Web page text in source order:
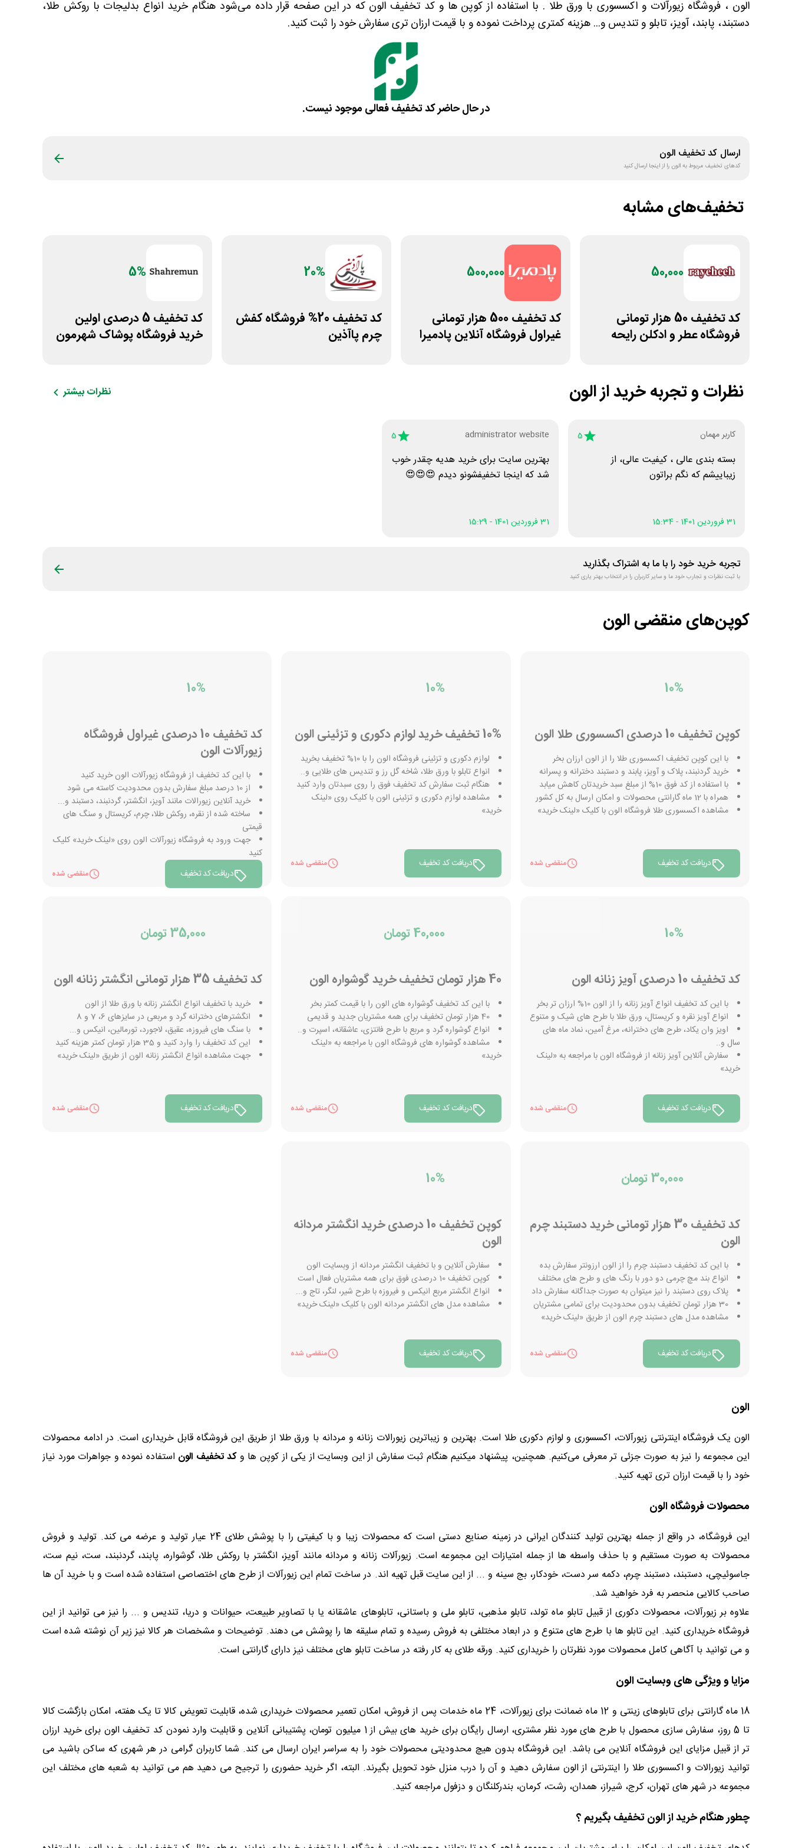
الون ، فروشگاه زیورآلات و اکسسوری با ورق طلا . با استفاده از کوپن ها و کد تخفیف الون که در این صفحه قرار داده می‌شود هنگام خرید انواع بدلیجات با روکش طلا،
دستبند، پابند، آویز، تابلو و تندیس و... هزینه کمتری پرداخت نموده و با قیمت ارزان تری سفارش خود را ثبت کنید.
در حال حاضر کد تخفیف فعالی موجود نیست.
ارسال کد تخفیف الون
کدهای تخفیف مربوط بهالون را از اینجا ارسال کنید
تخفیف‌های مشابه
50,000
کد تخفیف 50 هزار تومانی
فروشگاه عطر و ادکلن رایحه
500,000
کد تخفیف 500 هزار تومانی
غیراول فروشگاه آنلاین پادمیرا
20%
کد تخفیف 20% فروشگاه کفش
چرم پاآذین
5%
کد تخفیف 5 درصدی اولین
خرید فروشگاه پوشاک شهرمون
نظرات و تجربه خرید ازالون نظرات بیشتر
کاربر مهمان 5
بسته بندی عالی ، کیفیت عالی، از
زیباییشم که نگم براتون
31 فروردین 1401 - 15:34
administrator website
5
بهترین سایت برای خرید هدیه چقدر خوب
شد که اینجا تخفیفشونو دیدم 😍😍😍
31 فروردین 1401 - 15:29
تجربه خرید خود را با ما به اشتراک بگذارید
با ثبت نظرات و تجارب خود ما و سایر کاربران را در انتخاب بهتر یاری کنید
کوپن‌های منقضیالون
10%
کوپن تخفیف 10 درصدی اکسسوری طلا الون
با این کوپن تخفیف اکسسوری طلا را از الون ارزان بخر
خرید گردنبند، پلاک و آویز، پابند و دستبند دخترانه و پسرانه
با استفاده از کد فوق 10% از مبلغ سبد خریدتان کاهش میابد
همراه با 12 ماه گارانتی محصولات و امکان ارسال به کل کشور
مشاهده اکسسوری طلا فروشگاه الون با کلیک «لینک خرید»
دریافت کد تخفیف منقضی شده
10%
10% تخفیف خرید لوازم دکوری و تزئینی الون
لوازم دکوری و تزئینی فروشگاه الون را با 10% تخفیف بخرید
انواع تابلو با ورق طلا، شاخه گل رز و تندیس های طلایی و..
هنگام ثبت سفارش کد تخفیف فوق را روی سبدتان وارد کنید
مشاهده لوازم دکوری و تزئینی الون با کلیک روی «لینک
خرید»
دریافت کد تخفیف منقضی شده
10%
کد تخفیف 10 درصدی غیراول فروشگاه
زیورآلات الون
با این کد تخفیف از فروشگاه زیورآلات الون خرید کنید
از 10 درصد مبلغ سفارش بدون محدودیت کاسته می شود
خرید آنلاین زیورالات مانند آویز، انگشتر، گردنبند، دستبند و...
ساخته شده از نقره، روکش طلا، چرم، کریستال و سنگ های
قیمتی
جهت ورود به فروشگاه زیورآلات الون روی «لینک خرید» کلیک
کنید
دریافت کد تخفیف
منقضی شده
10%
کد تخفیف 10 درصدی آویز زنانه الون
با این کد تخفیف انواع آویز زنانه را از الون 10% ارزان تر بخر
انواع آویز نقره و کریستال، ورق طلا با طرح های شیک و متنوع
اویز وان یکاد، طرح های دخترانه، مرغ آمین، نماد ماه های
سال و..
سفارش آنلاین آویز زنانه از فروشگاه الون با مراجعه به «لینک
خرید»
دریافت کد تخفیف منقضی شده
40,000 تومان
40 هزار تومان تخفیف خرید گوشواره الون
با این کد تخفیف گوشواره های الون را با قیمت کمتر بخر
40 هزار تومان تخفیف برای همه مشتریان جدید و قدیمی
انواع گوشواره گرد و مربع با طرح فانتزی، عاشقانه، اسپرت و..
مشاهده گوشواره های فروشگاه الون با مراجعه به «لینک
خرید»
دریافت کد تخفیف منقضی شده
35,000 تومان
کد تخفیف 35 هزار تومانی انگشتر زنانه الون
خرید با تخفیف انواع انگشتر زنانه با ورق طلا از الون
انگشترهای دخترانه گرد و مربعی در سایزهای 6، 7 و 8
با سنگ های فیروزه، عقیق، لاجورد، تورمالین، انیکس و...
این کد تخفیف را وارد کنید و 35 هزار تومان کمتر هزینه کنید
جهت مشاهده انواع انگشتر زنانه الون از طریق «لینک خرید»
دریافت کد تخفیف منقضی شده
30,000 تومان
کد تخفیف 30 هزار تومانی خرید دستبند چرم
الون
با این کد تخفیف دستبند چرم را از الون ارزونتر سفارش بده
انواع بند مچ چرمی دو دور با رنگ های و طرح های مختلف
پلاک روی دستبند را نیز میتوان به صورت جداگانه سفارش داد
30 هزار تومان تخفیف بدون محدودیت برای تمامی مشتریان
مشاهده مدل های دستبند چرم الون از طریق «لینک خرید»
دریافت کد تخفیف منقضی شده
10%
کوپن تخفیف 10 درصدی خرید انگشتر مردانه
الون
سفارش آنلاین و با تخفیف انگشتر مردانه از وبسایت الون
کوپن تخفیف 10 درصدی فوق برای همه مشتریان فعال است
انواع انگشتر مربع انیکس و فیروزه با طرح شیر، لنگر، تاج و...
مشاهده مدل های انگشتر مردانه الون با کلیک «لینک خرید»
دریافت کد تخفیف منقضی شده
الون
الون یک فروشگاه اینترنتی زیورآلات، اکسسوری و لوازم دکوری طلا است. بهترین و زیباترین زیورالات زنانه و مردانه با ورق طلا از طریق این فروشگاه قابل خریداری است. در ادامه محصولات
این مجموعه را نیز به صورت جزئی تر معرفی می‌کنیم. همچنین، پیشنهاد میکنیم هنگام ثبت سفارش از این وبسایت از یکی از کوپن ها وکد تخفیف الون استفاده نموده و جواهرات مورد نیاز
خود را با قیمت ارزان تری تهیه کنید.
محصولات فروشگاه الون
این فروشگاه، در واقع از جمله بهترین تولید کنندگان ایرانی در زمینه صنایع دستی است که محصولات زیبا و با کیفیتی را با پوشش طلای 24 عیار تولید و عرضه می کند. تولید و فروش
محصولات به صورت مستقیم و با حذف واسطه ها از جمله امتیازات این مجموعه است. زیورآلات زنانه و مردانه مانند آویز، انگشتر با روکش طلا، گوشواره، پابند، گردنبند، ست، نیم ست،
جاسوئیچی، دستبند، دستبند چرم، دکمه سر دست، خودکار، بج سینه و ... از این سایت قبل تهیه اند. در ساخت تمام این زیورآلات از طرح های اختصاصی استفاده شده است و با خرید آن ها
صاحب کالایی منحصر به فرد خواهید شد.
علاوه بر زیورآلات، محصولات دکوری از قبیل تابلو ماه تولد، تابلو مذهبی، تابلو ملی و باستانی، تابلوهای عاشقانه یا با تصاویر طبیعت، حیوانات و دریا، تندیس و ... را نیز می توانید از این
فروشگاه خریداری کنید. این تابلو ها با طرح های متنوع و در ابعاد مختلفی به فروش رسیده و تمام سلیقه ها را پوشش می دهند. توضیحات و مشخصات هر کالا نیز زیر آن نوشته شده است
و می توانید با آگاهی کامل محصولات مورد نظرتان را خریداری کنید. ورقه طلای به کار رفته در ساخت تابلو های مختلف نیز دارای گارانتی است.
مزایا و ویژگی های وبسایت الون
18 ماه گارانتی برای تابلوهای زینتی و 12 ماه ضمانت برای زیورآلات، 24 ماه خدمات پس از فروش، امکان تعمیر محصولات خریداری شده، قابلیت تعویض کالا تا یک هفته، امکان بازگشت کالا
تا 5 روز، سفارش سازی محصول با طرح های مورد نظر مشتری، ارسال رایگان برای خرید های بیش از 1 میلیون تومان، پشتیبانی آنلاین و قابلیت وارد نمودن کد تخفیف الون برای خرید ارزان
تر از قبیل مزایای این فروشگاه آنلاین می باشد. این فروشگاه بدون هیچ محدودیتی محصولات خود را به سراسر ایران ارسال می کند. شما کاربران گرامی در هر شهری که ساکن باشید می
توانید زیورالات و اکسسوری طلا را اینترنتی از الون سفارش دهید و آن را درب منزل خود تحویل بگیرند. البته، اگر خرید حضوری را ترجیح می دهید هم می توانید به شعبه های مختلف این
مجموعه در شهر های تهران، کرج، شیراز، همدان، رشت، کرمان، بندرکلنگان و دزفول مراجعه کنید.
چطور هنگام خرید از الون تخفیف بگیریم ؟